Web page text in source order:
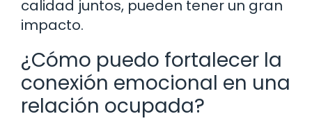
calidad juntos, pueden tener un gran
impacto.
¿Cómo puedo fortalecer la
conexión emocional en una
relación ocupada?